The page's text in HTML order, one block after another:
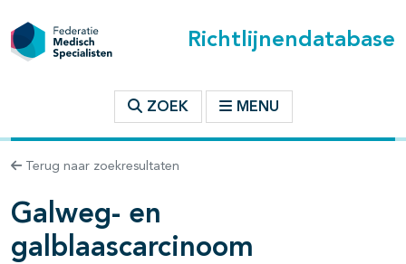
Richtlijnendatabase
ZOEK MENU
Terug naar zoekresultaten
Galweg- en
galblaascarcinoom
binnen deze richtlijn